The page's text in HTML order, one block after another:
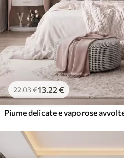
22.03€13.22 €